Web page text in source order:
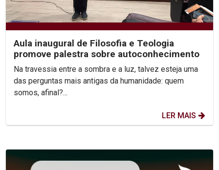
Aula inaugural de Filosofia e Teologia
promove palestra sobre autoconhecimento
Na travessia entre a sombra e a luz, talvez esteja uma
das perguntas mais antigas da humanidade: quem
somos, afinal?...
LER MAIS